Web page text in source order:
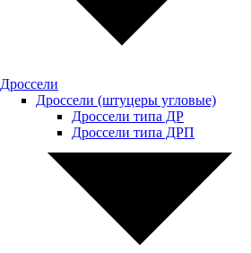
Дроссели
Дроссели (штуцеры угловые)
Дроссели типа ДР
Дроссели типа ДРП